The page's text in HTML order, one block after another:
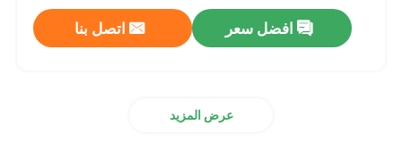
افضل سعر اتصل بنا
عرض المزيد